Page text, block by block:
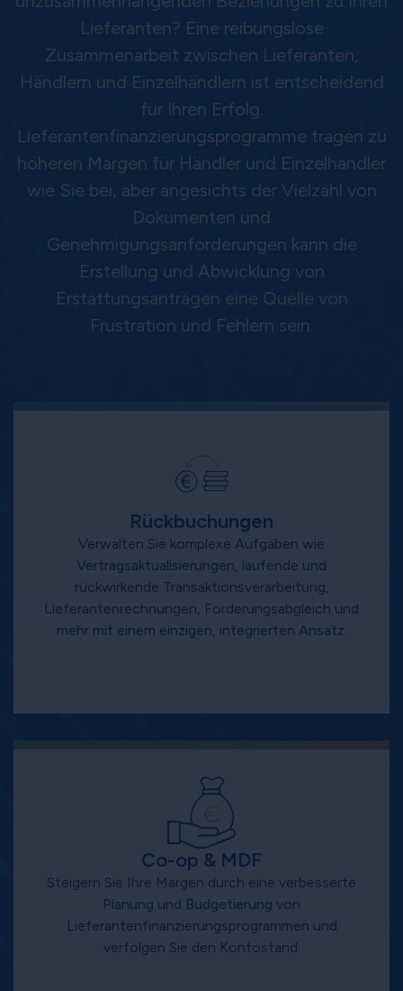
Lieferanten? Eine reibungslose
Zusammenarbeit zwischen Lieferanten,
Händlern und Einzelhändlern ist entscheidend
für Ihren Erfolg.
Lieferantenfinanzierungsprogramme tragen zu
höheren Margen für Händler und Einzelhändler
wie Sie bei, aber angesichts der Vielzahl von
Dokumenten und
Genehmigungsanforderungen kann die
Erstellung und Abwicklung von
Erstattungsanträgen eine Quelle von
Frustration und Fehlern sein.
Rückbuchungen
Verwalten Sie komplexe Aufgaben wie
Vertragsaktualisierungen, laufende und
rückwirkende Transaktionsverarbeitung,
Lieferantenrechnungen, Forderungsabgleich und
mehr mit einem einzigen, integrierten Ansatz.
Co-op & MDF
Steigern Sie Ihre Margen durch eine verbesserte
Planung und Budgetierung von
Lieferantenfinanzierungsprogrammen und
verfolgen Sie den Kontostand.